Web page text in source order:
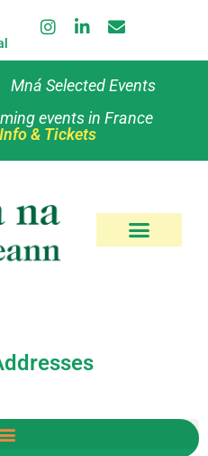
Selected Events
events in France
Info & Tickets